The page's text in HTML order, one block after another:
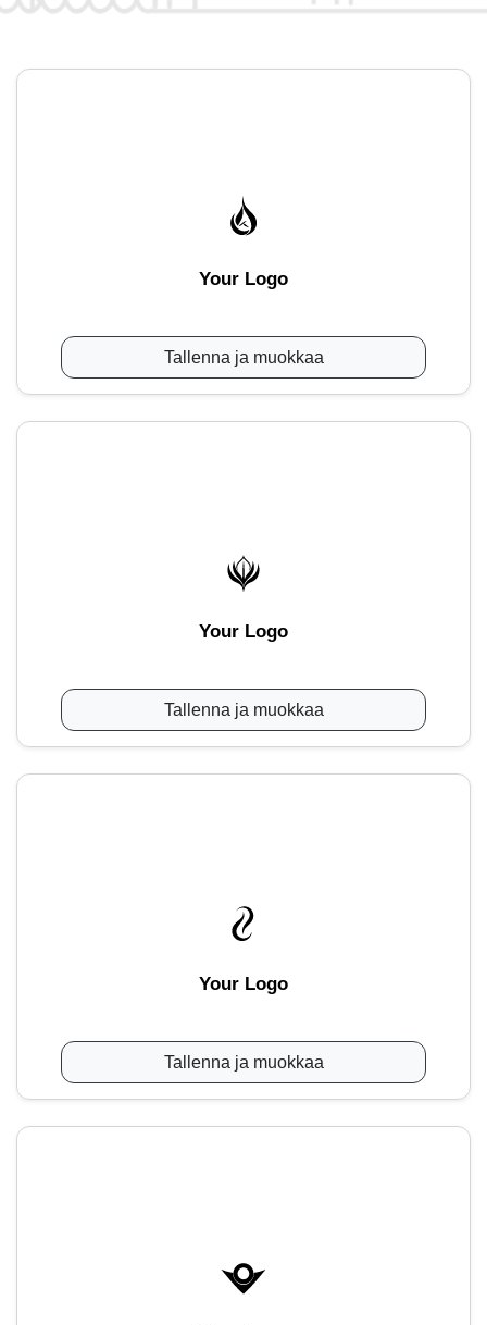
Your Logo
Tallenna ja muokkaa
Your Logo
Tallenna ja muokkaa
Your Logo
Tallenna ja muokkaa